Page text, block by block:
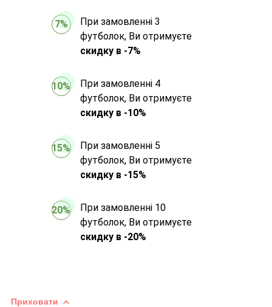
7%
При замовленні 3
футболок, Ви отримуєте
скидку в -7%
10%
При замовленні 4
футболок, Ви отримуєте
скидку в -10%
15%
При замовленні 5
футболок, Ви отримуєте
скидку в -15%
20%
При замовленні 10
футболок, Ви отримуєте
скидку в -20%
Приховати